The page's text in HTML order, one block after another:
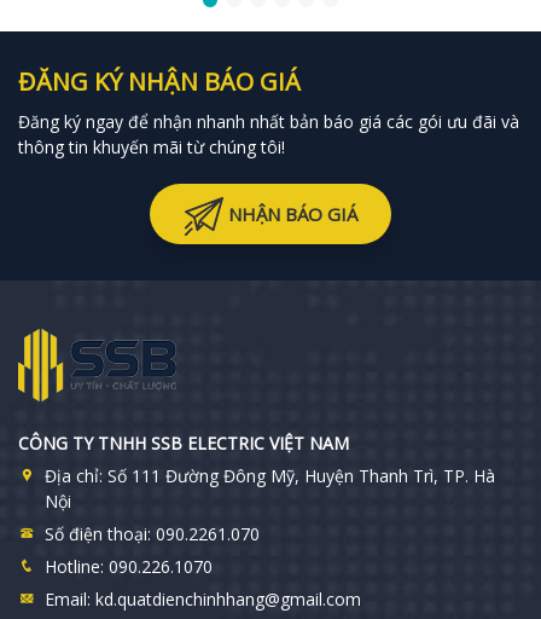
ĐĂNG KÝ NHẬN BÁO GIÁ
Đăng ký ngay để nhận nhanh nhất bản báo giá các gói ưu đãi và
thông tin khuyến mãi từ chúng tôi!
NHẬN BÁO GIÁ
CÔNG TY TNHH SSB ELECTRIC VIỆT NAM
Địa chỉ: Số 111 Đường Đông Mỹ, Huyện Thanh Trì, TP. Hà
Nội
Số điện thoại: 090.2261.070
Hotline: 090.226.1070
Email: kd.quatdienchinhhang@gmail.com